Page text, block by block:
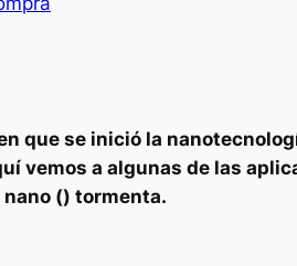
que se inició la
vemos a algunas de las
() tormenta.